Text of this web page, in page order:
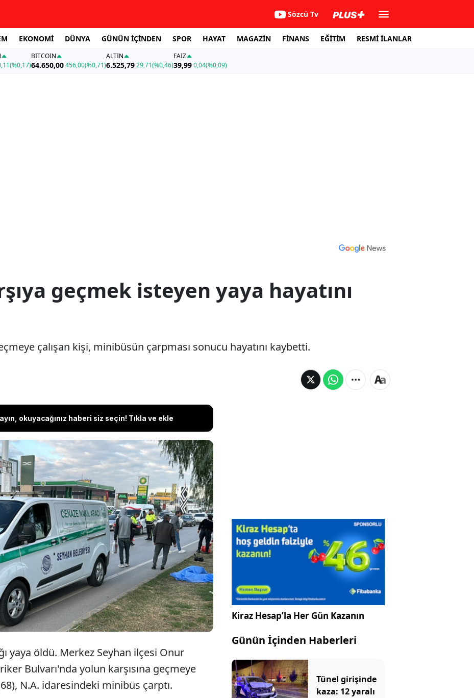
Sözcü Tv
EKONOMİ DÜNYA GÜNÜN İÇİNDEN SPOR HAYAT MAGAZİN FİNANS EĞİTİM RESMİ İLANLAR
(%0,17)
BITCOIN
64.650,00456,00(%0,71)
ALTIN
6.525,7929,71(%0,46)
FAİZ
39,990,04(%0,09)
geçmek isteyen yaya hayatını
çalışan kişi, minibüsün çarpması sonucu hayatını kaybetti.
okuyacağınız haberi siz seçin! Tıkla ve ekle
Adana'da yolun karşısına geçmeye çalışan
kişi, minibüsün çarpması sonucu hayatını
kaybetti.
yaya öldü. Merkez Seyhan ilçesi Onur
Bulvarı'nda yolun karşısına geçmeye
N.A. idaresindeki minibüs çarptı.
Kiraz Hesap’la Her Gün Kazanın
Günün İçinden Haberleri
Tünel girişinde
kaza: 12 yaralı